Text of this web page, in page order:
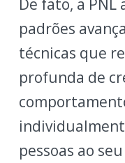
De fato, a
padrões
técnicas que
profunda de
pessoas ao